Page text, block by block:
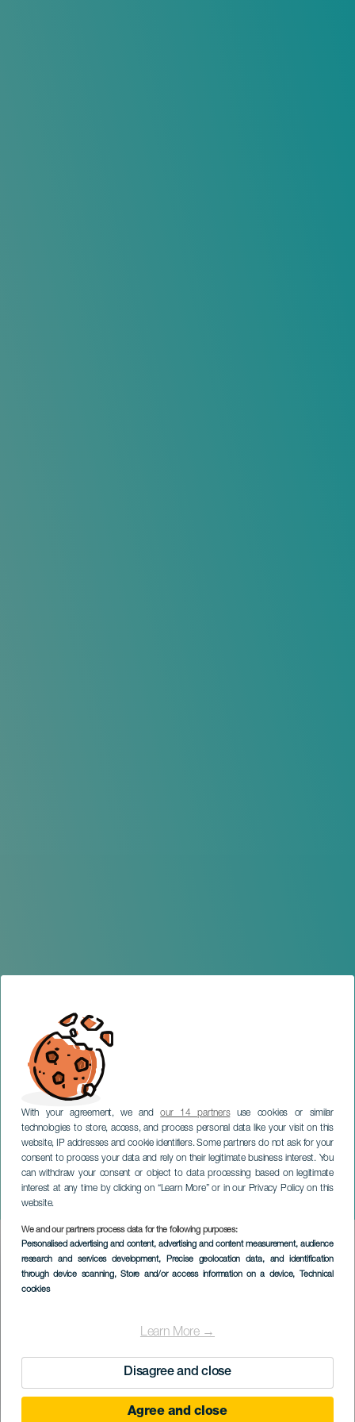
With your agreement, we andour 14 partnersuse cookies or similar
technologies to store, access, and process personal data like your visit on this
website, IP addresses and cookie identifiers. Some partners do not ask for your
consent to process your data and rely on their legitimate business interest. You
can withdraw your consent or object to data processing based on legitimate
interest at any time by clicking on “Learn More” or in our Privacy Policy on this
website.
We and our partners process data for the following purposes:
Personalised advertising and content, advertising and content measurement, audience
research and services development, Precise geolocation data, and identification
through device scanning, Store and/or access information on a device, Technical
cookies
Learn More →
Disagree and close
Agree and close
Weihnachten im
Dschungel
LANZAROTE
Imagen
Listado